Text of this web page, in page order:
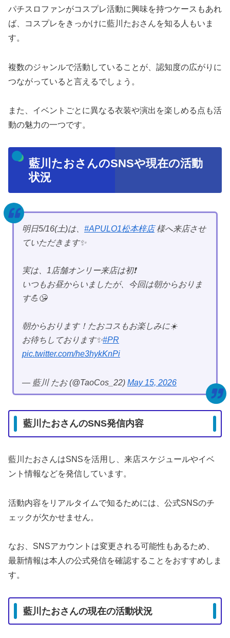
パチスロファンがコスプレ活動に興味を持つケースもあれ
ば、コスプレをきっかけに藍川たおさんを知る人もいま
す。
複数のジャンルで活動していることが、認知度の広がりに
つながっていると言えるでしょう。
また、イベントごとに異なる衣装や演出を楽しめる点も活
動の魅力の一つです。
藍川たおさんのSNSや現在の活動
状況
明日5/16(土)は、 #APULO1松本梓店様へ来店させ
ていただきます✨
実は、1店舗オンリー来店は初❗️
いつもお昼からいましたが、今回は朝からおりま
す💪😘
朝からおります！たおコスもお楽しみに☀️
お待ちしております✨#PR
pic.twitter.com/he3hykKnPi
— 藍川 たお (@TaoCos_22) May 15, 2026
藍川たおさんのSNS発信内容
藍川たおさんはSNSを活用し、来店スケジュールやイベ
ント情報などを発信しています。
活動内容をリアルタイムで知るためには、公式SNSのチ
ェックが欠かせません。
なお、SNSアカウントは変更される可能性もあるため、
最新情報は本人の公式発信を確認することをおすすめしま
す。
藍川たおさんの現在の活動状況